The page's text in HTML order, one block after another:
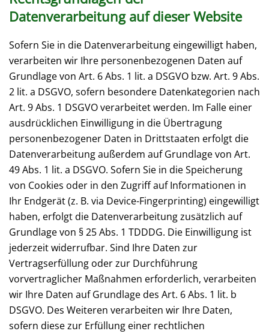
Datenverarbeitung auf dieser Website
Sofern Sie in die Datenverarbeitung eingewilligt haben,
verarbeiten wir Ihre personenbezogenen Daten auf
Grundlage von Art. 6 Abs. 1 lit. a DSGVO bzw. Art. 9 Abs.
2 lit. a DSGVO, sofern besondere Datenkategorien nach
Art. 9 Abs. 1 DSGVO verarbeitet werden. Im Falle einer
ausdrücklichen Einwilligung in die Übertragung
personenbezogener Daten in Drittstaaten erfolgt die
Datenverarbeitung außerdem auf Grundlage von Art.
49 Abs. 1 lit. a DSGVO. Sofern Sie in die Speicherung
von Cookies oder in den Zugriff auf Informationen in
Ihr Endgerät (z. B. via Device-Fingerprinting) eingewilligt
haben, erfolgt die Datenverarbeitung zusätzlich auf
Grundlage von § 25 Abs. 1 TDDDG. Die Einwilligung ist
jederzeit widerrufbar. Sind Ihre Daten zur
Vertragserfüllung oder zur Durchführung
vorvertraglicher Maßnahmen erforderlich, verarbeiten
wir Ihre Daten auf Grundlage des Art. 6 Abs. 1 lit. b
DSGVO. Des Weiteren verarbeiten wir Ihre Daten,
sofern diese zur Erfüllung einer rechtlichen